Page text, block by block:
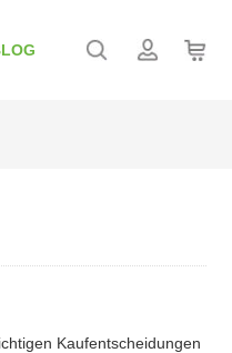
Kaufentscheidungen